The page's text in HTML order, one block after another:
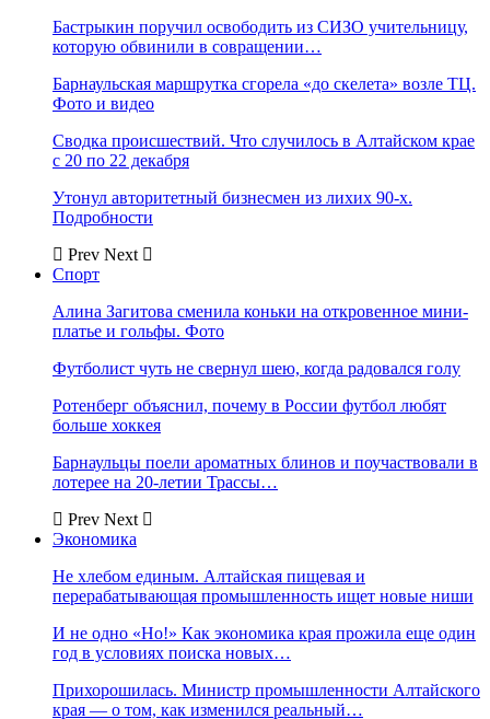
Бастрыкин поручил освободить из СИЗО учительницу,
которую обвинили в совращении…
Барнаульская маршрутка сгорела «до скелета» возле ТЦ.
Фото и видео
Сводка происшествий. Что случилось в Алтайском крае
с 20 по 22 декабря
Утонул авторитетный бизнесмен из лихих 90-х.
Подробности
Prev Next
Спорт
Алина Загитова сменила коньки на откровенное мини-
платье и гольфы. Фото
Футболист чуть не свернул шею, когда радовался голу
Ротенберг объяснил, почему в России футбол любят
больше хоккея
Барнаульцы поели ароматных блинов и поучаствовали в
лотерее на 20-летии Трассы…
Prev Next
Экономика
Не хлебом единым. Алтайская пищевая и
перерабатывающая промышленность ищет новые ниши
И не одно «Но!» Как экономика края прожила еще один
год в условиях поиска новых…
Прихорошилась. Министр промышленности Алтайского
края — о том, как изменился реальный…